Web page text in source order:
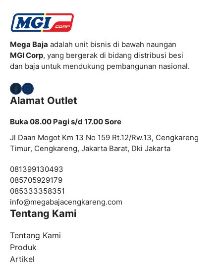
Mega Baja adalah unit bisnis di bawah naungan
MGI Corp, yang bergerak di bidang distribusi besi
dan baja untuk mendukung pembangunan nasional.
Facebook
Instagram
Alamat Outlet
Buka 08.00 Pagi s/d 17.00 Sore
Jl Daan Mogot Km 13 No 159 Rt.12/Rw.13, Cengkareng
Timur, Cengkareng, Jakarta Barat, Dki Jakarta
081399130493
085705929179
085333358351
info@megabajacengkareng.com
Tentang Kami
Tentang Kami
Produk
Artikel